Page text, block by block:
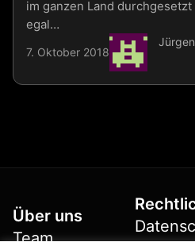
im ganzen Land
egal…
7. Oktober 2018
Jürgen
Über uns
Team